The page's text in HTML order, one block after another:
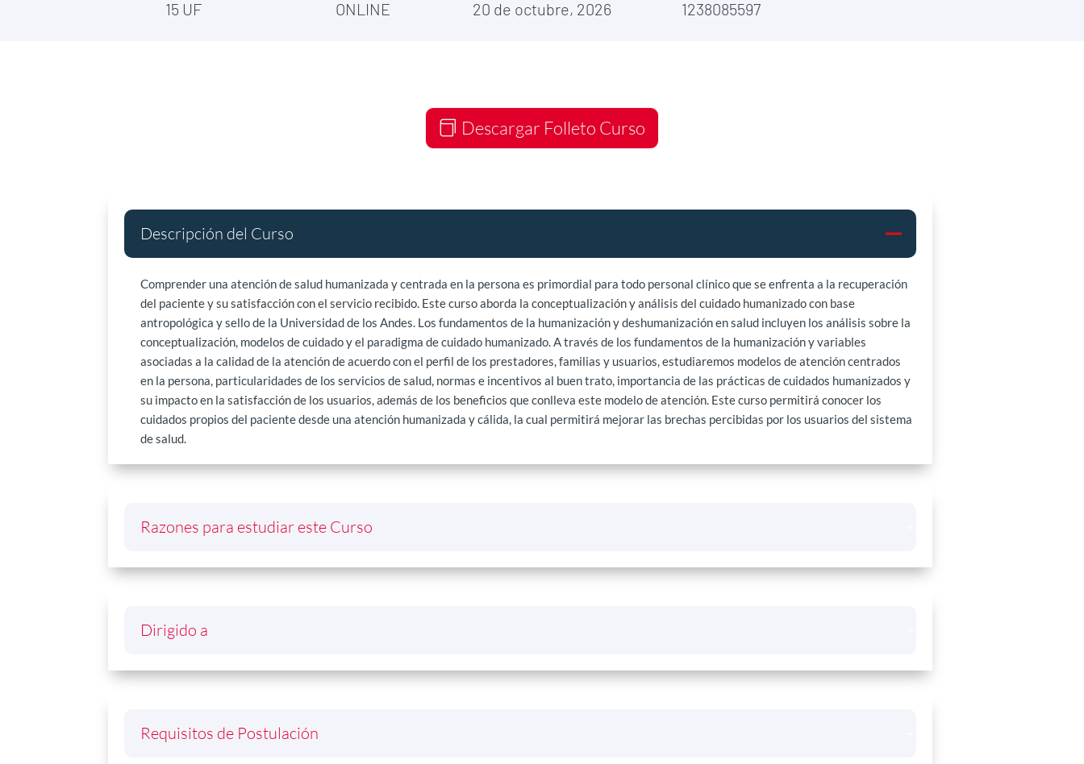
15 UF ONLINE 20 de octubre, 2026 1238085597
Descargar Folleto Curso
Descripción del Curso
Comprender una atención de salud humanizada y centrada en la persona es primordial para todo personal clínico que se enfrenta a la recuperación
del paciente y su satisfacción con el servicio recibido. Este curso aborda la conceptualización y análisis del cuidado humanizado con base
antropológica y sello de la Universidad de los Andes. Los fundamentos de la humanización y deshumanización en salud incluyen los análisis sobre la
conceptualización, modelos de cuidado y el paradigma de cuidado humanizado. A través de los fundamentos de la humanización y variables
asociadas a la calidad de la atención de acuerdo con el perfil de los prestadores, familias y usuarios, estudiaremos modelos de atención centrados
en la persona, particularidades de los servicios de salud, normas e incentivos al buen trato, importancia de las prácticas de cuidados humanizados y
su impacto en la satisfacción de los usuarios, además de los beneficios que conlleva este modelo de atención. Este curso permitirá conocer los
cuidados propios del paciente desde una atención humanizada y cálida, la cual permitirá mejorar las brechas percibidas por los usuarios del sistema
de salud.
Razones para estudiar este Curso
Dirigido a
Requisitos de Postulación